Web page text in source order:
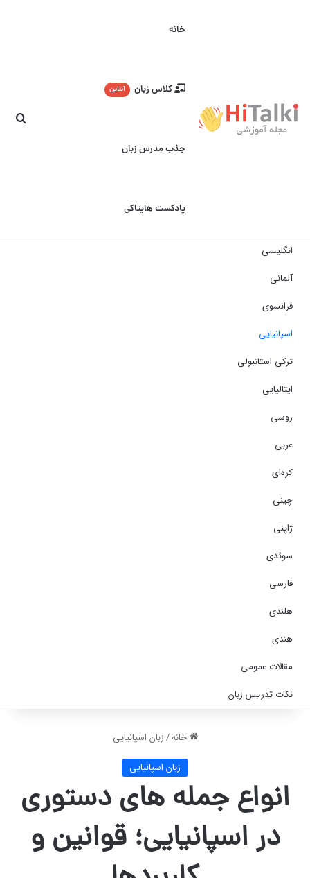
خانه
کلاس زبان آنلاین
جذب مدرس زبان
پادکست هایتاکی
انگلیسی
آلمانی
فرانسوی
اسپانیایی
ترکی استانبولی
ایتالیایی
روسی
عربی
کره‌ای
چینی
ژاپنی
سوئدی
فارسی
هلندی
هندی
مقالات عمومی
نکات تدریس زبان
خانه/زبان اسپانیایی
زبان اسپانیایی
انواع جمله های دستوری
در اسپانیایی؛ قوانین و